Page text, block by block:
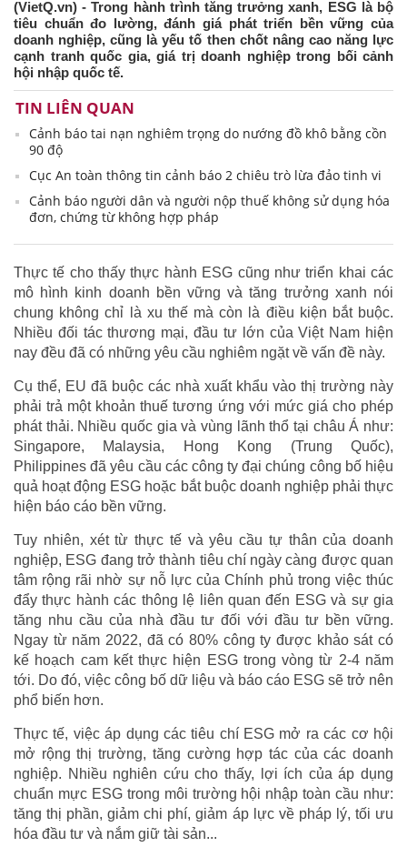
(VietQ.vn) - Trong hành trình tăng trưởng xanh, ESG là bộ
tiêu chuẩn đo lường, đánh giá phát triển bền vững của
doanh nghiệp, cũng là yếu tố then chốt nâng cao năng lực
cạnh tranh quốc gia, giá trị doanh nghiệp trong bối cảnh
hội nhập quốc tế.
TIN LIÊN QUAN
Cảnh báo tai nạn nghiêm trọng do nướng đồ khô bằng cồn
90 độ
Cục An toàn thông tin cảnh báo 2 chiêu trò lừa đảo tinh vi
Cảnh báo người dân và người nộp thuế không sử dụng hóa
đơn, chứng từ không hợp pháp
Thực tế cho thấy thực hành ESG cũng như triển khai các
mô hình kinh doanh bền vững và tăng trưởng xanh nói
chung không chỉ là xu thế mà còn là điều kiện bắt buộc.
Nhiều đối tác thương mại, đầu tư lớn của Việt Nam hiện
nay đều đã có những yêu cầu nghiêm ngặt về vấn đề này.
Cụ thể, EU đã buộc các nhà xuất khẩu vào thị trường này
phải trả một khoản thuế tương ứng với mức giá cho phép
phát thải. Nhiều quốc gia và vùng lãnh thổ tại châu Á như:
Singapore, Malaysia, Hong Kong (Trung Quốc),
Philippines đã yêu cầu các công ty đại chúng công bố hiệu
quả hoạt động ESG hoặc bắt buộc doanh nghiệp phải thực
hiện báo cáo bền vững.
Tuy nhiên, xét từ thực tế và yêu cầu tự thân của doanh
nghiệp, ESG đang trở thành tiêu chí ngày càng được quan
tâm rộng rãi nhờ sự nỗ lực của Chính phủ trong việc thúc
đẩy thực hành các thông lệ liên quan đến ESG và sự gia
tăng nhu cầu của nhà đầu tư đối với đầu tư bền vững.
Ngay từ năm 2022, đã có 80% công ty được khảo sát có
kế hoạch cam kết thực hiện ESG trong vòng từ 2-4 năm
tới. Do đó, việc công bố dữ liệu và báo cáo ESG sẽ trở nên
phổ biến hơn.
Thực tế, việc áp dụng các tiêu chí ESG mở ra các cơ hội
mở rộng thị trường, tăng cường hợp tác của các doanh
nghiệp. Nhiều nghiên cứu cho thấy, lợi ích của áp dụng
chuẩn mực ESG trong môi trường hội nhập toàn cầu như:
tăng thị phần, giảm chi phí, giảm áp lực về pháp lý, tối ưu
hóa đầu tư và nắm giữ tài sản...